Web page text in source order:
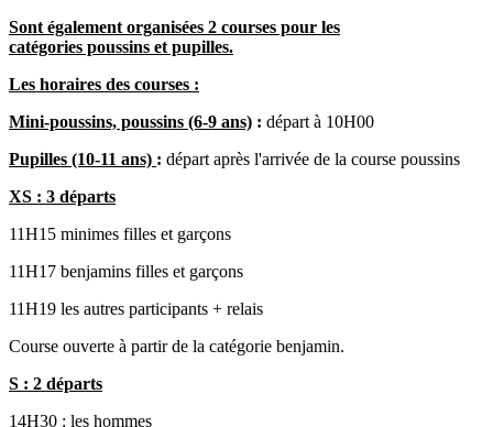
Sont également organisées 2 courses pour les
catégories poussins et pupilles.
Les horaires des courses :
Mini-poussins, poussins (6-9 ans) : départ à 10H00
Pupilles (10-11 ans) : départ après l'arrivée de la course poussins
XS : 3 départs
11H15 minimes filles et garçons
11H17 benjamins filles et garçons
11H19 les autres participants + relais
Course ouverte à partir de la catégorie benjamin.
S : 2 départs
14H30 : les hommes